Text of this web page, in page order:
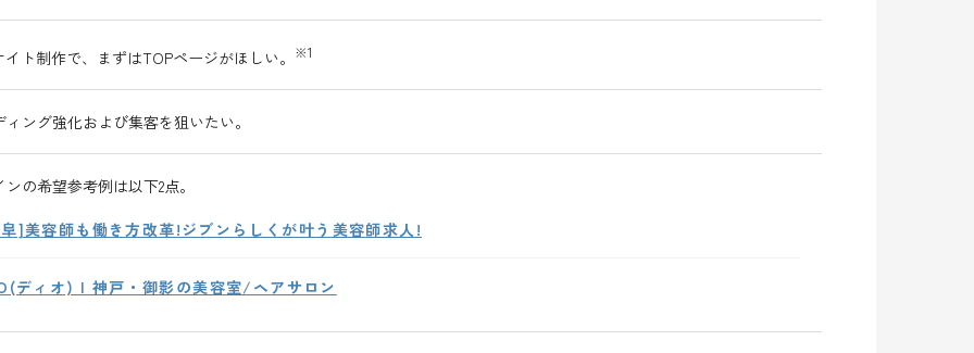
ト制作で、まずはTOPページがほしい。 ※1
ング強化および集客を狙いたい。
の希望参考例は以下2点。
]美容師も働き方改革!ジブンらしくが叶う美容師求人!
ディオ) | 神戸・御影の美容室/ヘアサロン